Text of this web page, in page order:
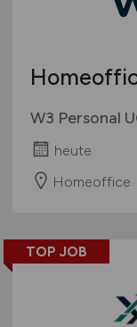
W3 Personal
heute
Homeoffice
TOP JOB